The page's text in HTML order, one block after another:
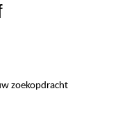
zoekopdracht